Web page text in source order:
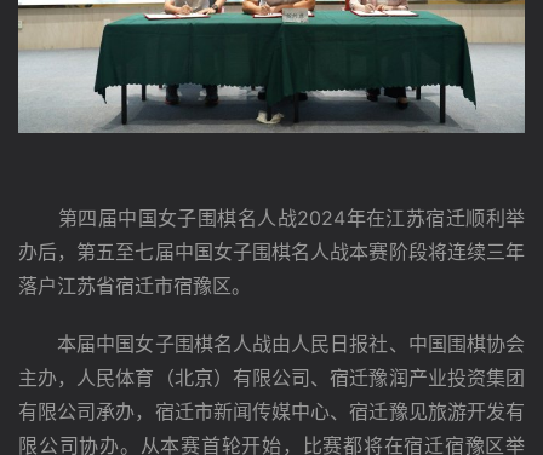
第四届中国女子围棋名人战2024年在江苏宿迁顺利举
办后，第五至七届中国女子围棋名人战本赛阶段将连续三年
落户江苏省宿迁市宿豫区。
本届中国女子围棋名人战由人民日报社、中国围棋协会
主办，人民体育（北京）有限公司、宿迁豫润产业投资集团
有限公司承办，宿迁市新闻传媒中心、宿迁豫见旅游开发有
限公司协办。从本赛首轮开始，比赛都将在宿迁宿豫区举